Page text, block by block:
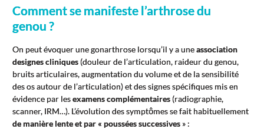
Comment se manifeste l’arthrose du
genou ?
On peut évoquer une gonarthrose lorsqu’il y a uneassociation
designes cliniques (douleur de l’articulation, raideur du genou,
bruits articulaires, augmentation du volume et de la sensibilité
des os autour de l’articulation) et des signes spécifiques mis en
évidence par lesexamens complémentaires (radiographie,
scanner, IRM…). L’évolution des symptômes se fait habituellement
de manière lente et par « poussées successives » :